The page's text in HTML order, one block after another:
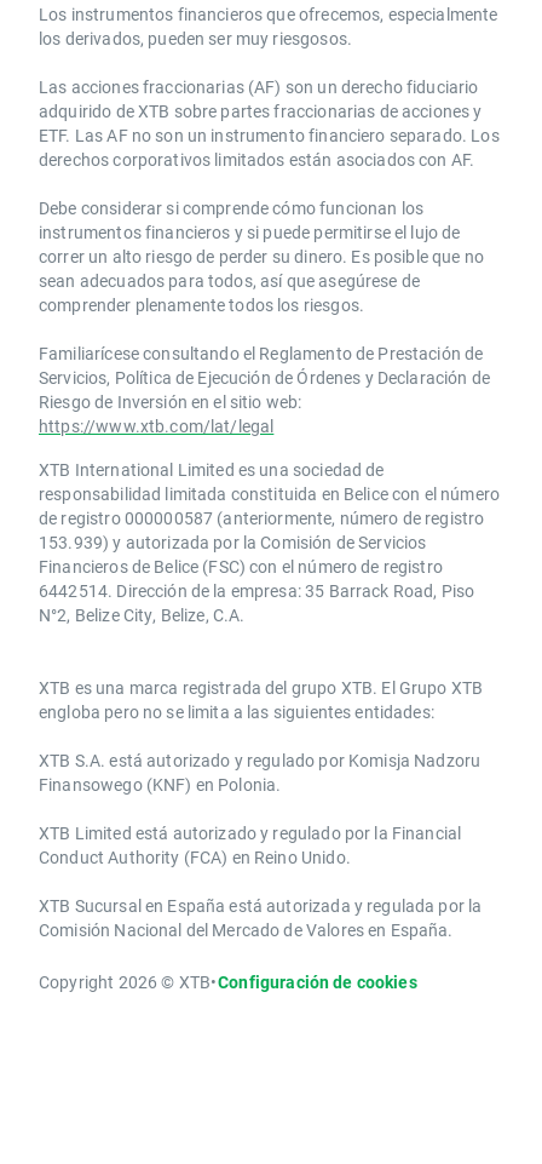
Los instrumentos financieros que ofrecemos, especialmente
los derivados, pueden ser muy riesgosos.
Las acciones fraccionarias (AF) son un derecho fiduciario
adquirido de XTB sobre partes fraccionarias de acciones y
ETF. Las AF no son un instrumento financiero separado. Los
derechos corporativos limitados están asociados con AF.
Debe considerar si comprende cómo funcionan los
instrumentos financieros y si puede permitirse el lujo de
correr un alto riesgo de perder su dinero. Es posible que no
sean adecuados para todos, así que asegúrese de
comprender plenamente todos los riesgos.
Familiarícese consultando el Reglamento de Prestación de
Servicios, Política de Ejecución de Órdenes y Declaración de
Riesgo de Inversión en el sitio web:
https://www.xtb.com/lat/legal
XTB International Limited es una sociedad de
responsabilidad limitada constituida en Belice con el número
de registro 000000587 (anteriormente, número de registro
153.939) y autorizada por la Comisión de Servicios
Financieros de Belice (FSC) con el número de registro
6442514. Dirección de la empresa: 35 Barrack Road, Piso
N°2, Belize City, Belize, C.A.
​​XTB es una marca registrada del grupo XTB. El Grupo XTB
engloba pero no se limita a las siguientes entidades:
XTB S.A.​ está autorizado y regulado por Komisja Nadzoru
Finansowego (KNF) ​en Polonia.
XTB Limited ​está autorizado y regulado por la ​Financial
Conduct Authority ​(FCA) en ​​Reino Unido.
XTB Sucursal en España está autorizada y regulada por la
Comisión Nacional del Mercado de Valores en España.
Copyright 2026 © XTB•Configuración de cookies